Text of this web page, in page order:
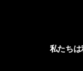
私たちは